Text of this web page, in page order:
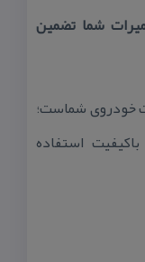
شما تضمین
خودروی شماست؛
استفاده